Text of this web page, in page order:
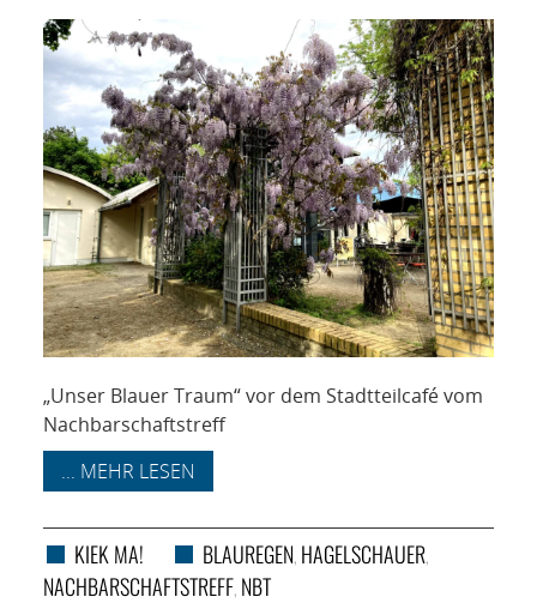
„Unser Blauer Traum“ vor dem Stadtteilcafé vom
Nachbarschaftstreff
... MEHR LESEN
KIEK MA! BLAUREGEN, HAGELSCHAUER,
NACHBARSCHAFTSTREFF, NBT